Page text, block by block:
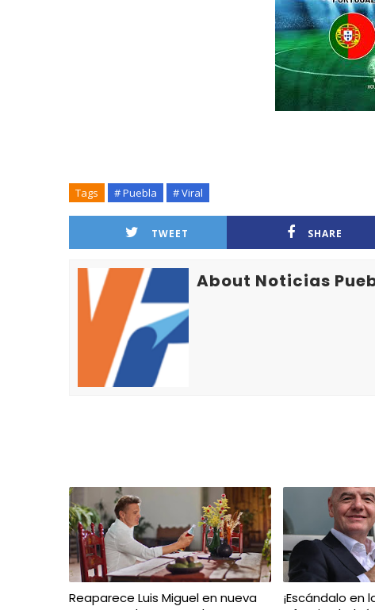
Tags # Puebla # Viral
TWEET SHARE
About Noticias
Reaparece Luis Miguel en nueva
¡Escándalo en